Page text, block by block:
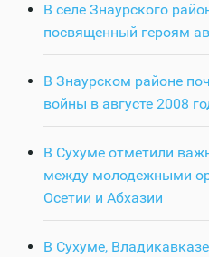
В селе Знаурского
посвященный героям
В Знаурском районе
войны в августе 2008
В Сухуме отметили
между молодежными
Осетии и Абхазии
В Сухуме,